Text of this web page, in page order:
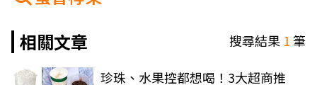
相關文章
搜尋結果 1筆
珍珠、水果控都想喝！3大超商推